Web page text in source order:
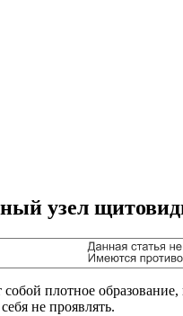
узел
плотное
не проявлять.